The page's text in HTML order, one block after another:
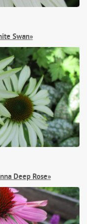
Swan»
Deep Rose»